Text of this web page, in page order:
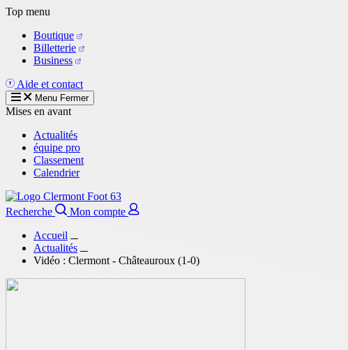
Aller
contenu
principal
Top menu
Boutique
Billetterie
Business
Aide et contact
Menu Fermer
Mises en avant
Actualités
équipe pro
Classement
Calendrier
Recherche
Mon compte
Accueil
Actualités
Vidéo : Clermont - Châteauroux (1-0)